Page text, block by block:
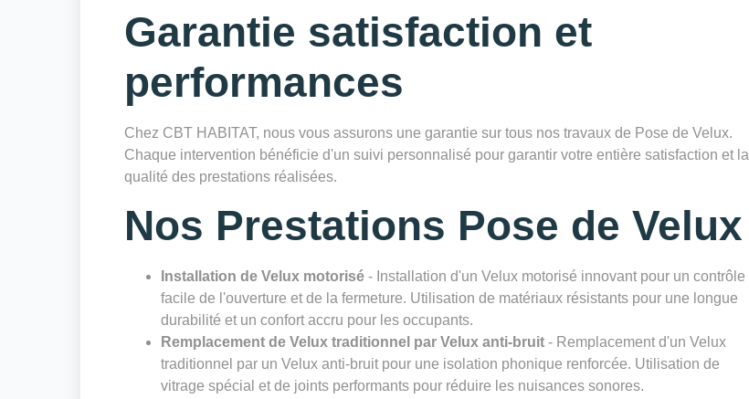
Garantie satisfaction et
performances
Chez CBT HABITAT, nous vous assurons une garantie sur tous nos travaux de Pose de Velux.
Chaque intervention bénéficie d'un suivi personnalisé pour garantir votre entière satisfaction et la
qualité des prestations réalisées.
Nos Prestations Pose de Velux
Installation de Velux motorisé - Installation d'un Velux motorisé innovant pour un contrôle
facile de l'ouverture et de la fermeture. Utilisation de matériaux résistants pour une longue
durabilité et un confort accru pour les occupants.
Remplacement de Velux traditionnel par Velux anti-bruit - Remplacement d'un Velux
traditionnel par un Velux anti-bruit pour une isolation phonique renforcée. Utilisation de
vitrage spécial et de joints performants pour réduire les nuisances sonores.